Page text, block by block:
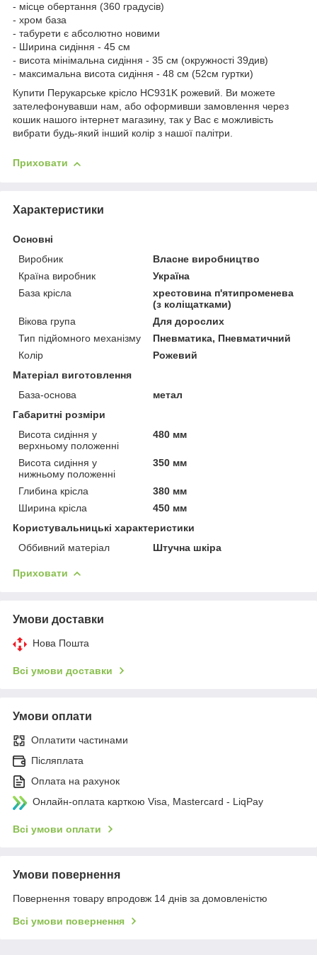
- місце обертання (360 градусів)
- хром база
- табурети є абсолютно новими
- Ширина сидіння - 45 см
- висота мінімальна сидіння - 35 см (окружності 39див)
- максимальна висота сидіння - 48 см (52см гуртки)
Купити Перукарське крісло HC931K рожевий. Ви можете
зателефонувавши нам, або оформивши замовлення через
кошик нашого інтернет магазину, так у Вас є можливість
вибрати будь-який інший колір з нашої палітри.
Приховати
Характеристики
Основні
Виробник
Власне виробництво
Країна виробник
Україна
База крісла
хрестовина п'ятипроменева
(з коліщатками)
Вікова група
Для дорослих
Тип підйомного механізму
Пневматика, Пневматичний
Колір
Рожевий
Матеріал виготовлення
База-основа
метал
Габаритні розміри
Висота сидіння у
верхньому положенні
480 мм
Висота сидіння у
нижньому положенні
350 мм
Глибина крісла
380 мм
Ширина крісла
450 мм
Користувальницькі характеристики
Оббивний матеріал
Штучна шкіра
Приховати
Умови доставки
Нова Пошта
Всі умови доставки
Умови оплати
Оплатити частинами
Післяплата
Оплата на рахунок
Онлайн-оплата карткою Visa, Mastercard - LiqPay
Всі умови оплати
Умови повернення
Повернення товару впродовж 14 днів за домовленістю
Всі умови повернення